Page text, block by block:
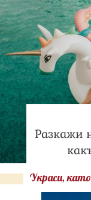
Разкажи
Украси,